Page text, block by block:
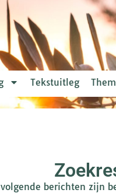
Tekstuitleg
berichten zijn